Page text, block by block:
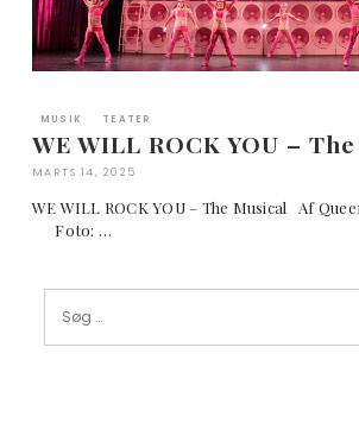
MUSIK TEATER
WE WILL ROCK YOU –
MARTS 14, 2025
WE WILL ROCK YOU – The Musical Af
Foto: …